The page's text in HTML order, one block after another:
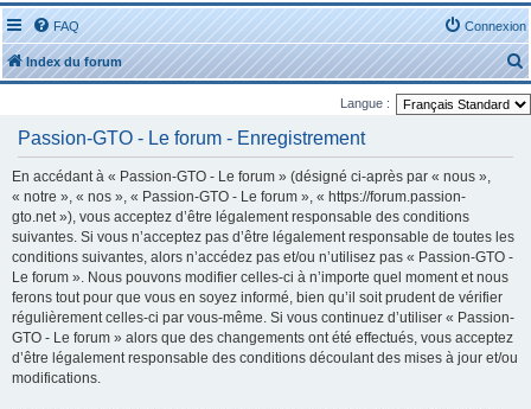
FAQ Connexion
Index du forum
e
c
Langue :
Passion-GTO - Le forum - Enregistrement
En accédant à « Passion-GTO - Le forum » (désigné ci-après par « nous »,
« notre », « nos », « Passion-GTO - Le forum », « https://forum.passion-
gto.net »), vous acceptez d’être légalement responsable des conditions
suivantes. Si vous n’acceptez pas d’être légalement responsable de toutes les
conditions suivantes, alors n’accédez pas et/ou n’utilisez pas « Passion-GTO -
Le forum ». Nous pouvons modifier celles-ci à n’importe quel moment et nous
ferons tout pour que vous en soyez informé, bien qu’il soit prudent de vérifier
régulièrement celles-ci par vous-même. Si vous continuez d’utiliser « Passion-
GTO - Le forum » alors que des changements ont été effectués, vous acceptez
d’être légalement responsable des conditions découlant des mises à jour et/ou
modifications.